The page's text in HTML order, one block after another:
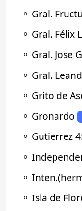
⚬ Gral.
⚬ Gral. Félix
⚬ Gral. Jose
⚬ Gral.
⚬ Grito de
⚬ Gronardo
⚬ Gutierrez
⚬
⚬
⚬ Isla de